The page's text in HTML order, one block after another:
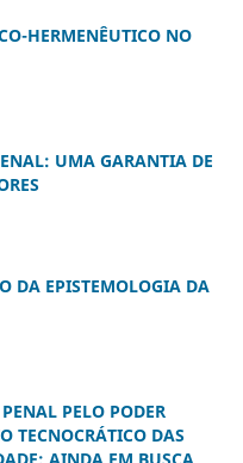
HERMENÊUTICO NO
UMA GARANTIA DE
DA EPISTEMOLOGIA DA
PELO PODER
TECNOCRÁTICO DAS